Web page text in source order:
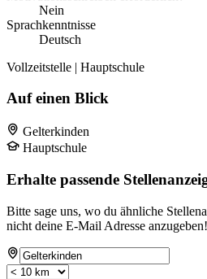
Nein
Sprachkenntnisse
Deutsch
Vollzeitstelle | Hauptschule
Auf einen Blick
Gelterkinden
Hauptschule
Erhalte passende
Bitte sage uns, wo du ähnliche
nicht deine E-Mail Adresse anzugeben!